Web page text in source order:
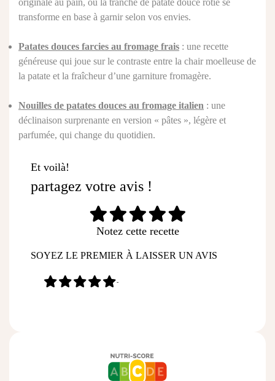
originale au pain, où la tranche de patate douce rôtie se
transforme en base à garnir selon vos envies.
Patates douces farcies au fromage frais : une recette
généreuse qui joue sur le contraste entre la chair moelleuse de
la patate et la fraîcheur d’une garniture fromagère.
Nouilles de patates douces au fromage italien : une
déclinaison surprenante en version « pâtes », légère et
parfumée, qui change du quotidien.
Et voilà!
partagez votre avis !
Notez cette recette
SOYEZ LE PREMIER À LAISSER UN AVIS
-